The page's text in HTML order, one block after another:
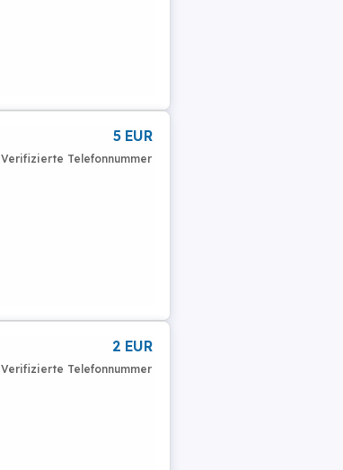
5 EUR
Verifizierte Telefonnummer
2 EUR
Verifizierte Telefonnummer